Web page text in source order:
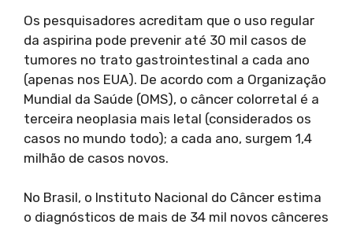
Os pesquisadores acreditam que o uso regular
da aspirina pode prevenir até 30 mil casos de
tumores no trato gastrointestinal a cada ano
(apenas nos EUA). De acordo com a Organização
Mundial da Saúde (OMS), o câncer colorretal é a
terceira neoplasia mais letal (considerados os
casos no mundo todo); a cada ano, surgem 1,4
milhão de casos novos.
No Brasil, o Instituto Nacional do Câncer estima
o diagnósticos de mais de 34 mil novos cânceres